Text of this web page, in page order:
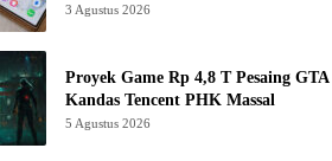
3 Agustus 2026
Proyek Game Rp 4,8 T Pesaing GTA
Kandas Tencent PHK Massal
5 Agustus 2026